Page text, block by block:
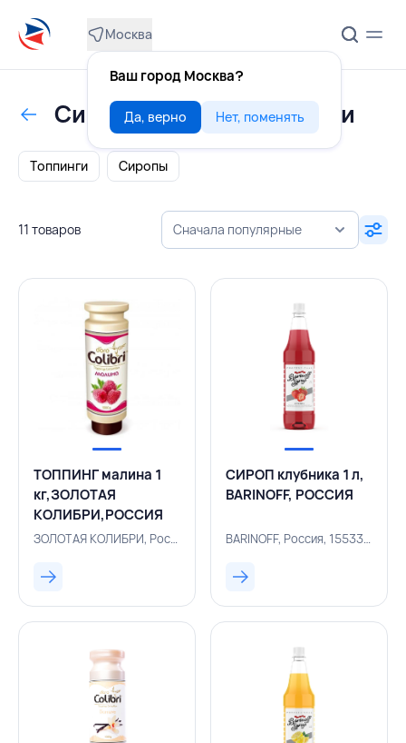
Москва
Ваш город Москва?
Да, верно Нет, поменять
Сиропы, соусы, топпинги
Топпинги Сиропы
11 товаров Сначала популярные
ТОППИНГ малина 1
кг,ЗОЛОТАЯ
КОЛИБРИ,РОССИЯ
ЗОЛОТАЯ КОЛИБРИ, Россия, 155330084
СИРОП клубника 1 л,
BARINOFF, РОССИЯ
BARINOFF, Россия, 155330306